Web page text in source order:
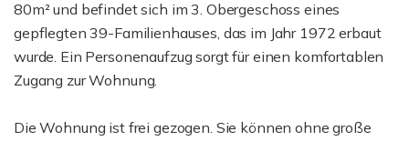
80m² und befindet sich im 3. Obergeschoss eines
gepflegten 39-Familienhauses, das im Jahr 1972 erbaut
wurde. Ein Personenaufzug sorgt für einen komfortablen
Zugang zur Wohnung.
Die Wohnung ist frei gezogen. Sie können ohne große